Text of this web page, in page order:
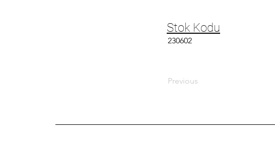
230602
Stok Kodu
Previous